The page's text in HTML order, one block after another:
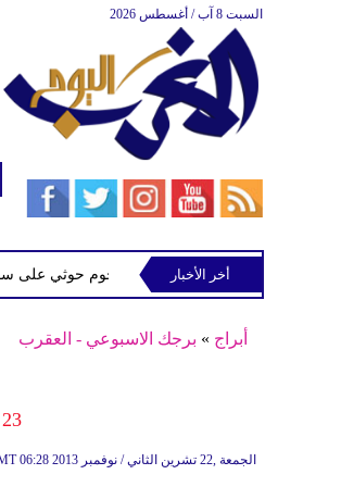
السبت 8 آب / أغسطس 2026
إحباط هجوم حوثي على سفينةأخر الأخبار
أبراج » برجك الاسبوعي - العقرب
23 تشرين الأول / أكتوبر - 21 تشرين الثاني / نوفمبر
06:28 2013 الجمعة ,22 تشرين الثاني / نوفمبر